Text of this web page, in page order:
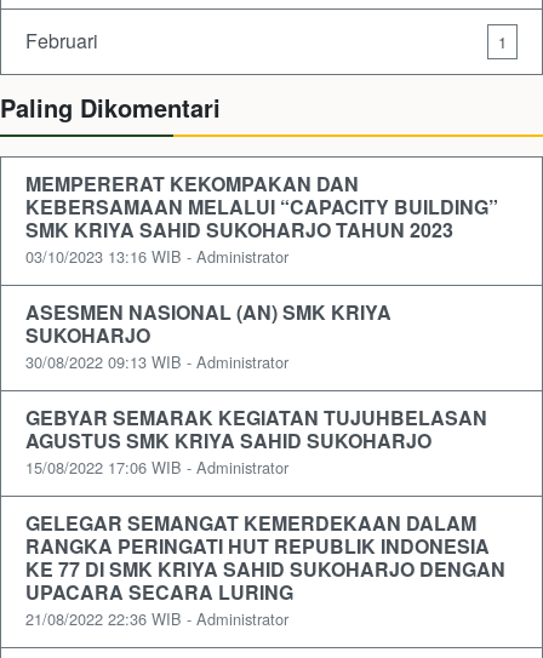
Februari 1
Paling Dikomentari
MEMPERERAT KEKOMPAKAN DAN
KEBERSAMAAN MELALUI “CAPACITY BUILDING”
SMK KRIYA SAHID SUKOHARJO TAHUN 2023
03/10/2023 13:16 WIB - Administrator
ASESMEN NASIONAL (AN) SMK KRIYA
SUKOHARJO
30/08/2022 09:13 WIB - Administrator
GEBYAR SEMARAK KEGIATAN TUJUHBELASAN
AGUSTUS SMK KRIYA SAHID SUKOHARJO
15/08/2022 17:06 WIB - Administrator
GELEGAR SEMANGAT KEMERDEKAAN DALAM
RANGKA PERINGATI HUT REPUBLIK INDONESIA
KE 77 DI SMK KRIYA SAHID SUKOHARJO DENGAN
UPACARA SECARA LURING
21/08/2022 22:36 WIB - Administrator